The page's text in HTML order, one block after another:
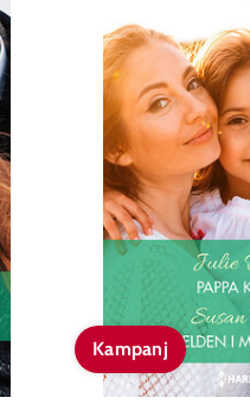
Kampanj